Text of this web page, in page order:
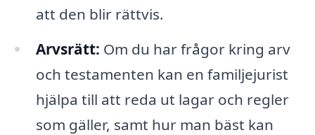
att den blir rättvis.
Arvsrätt: Om du har frågor kring arv
och testamenten kan en familjejurist
hjälpa till att reda ut lagar och regler
som gäller, samt hur man bäst kan